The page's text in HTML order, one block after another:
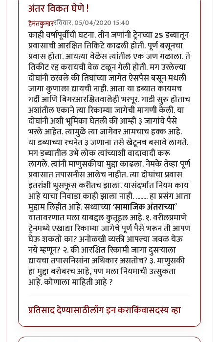
अंतर विकत घेणे !
हेमंतकुमाररविवार, 05/04/2020 15:40
काही वर्षांपूर्वीची घटना. तीन जणांनी ट्रेनच्या2Sडब्यातून
प्रवासाची आरक्षित तिकिटे काढली होती. पूर्ण बसूनचा
प्रवास होता. आयत्या वेळेस त्यांतील एक जण गळाला. ते
तिकीट रद्द करायची वेळ टळून गेली होती. मग उरलेल्या
दोघांनी ठरवले की तिघांच्या जागेत ऐसपैस बसून मधली
जागा कुणाला द्यायची नाही. आता या डब्यात कायमच
गर्दी आणि बिगरआरक्षितवालेही भरपूर. गाडी सुरु होताच
अशांतील एकाने त्या रिकाम्या जागेची मागणी केली. या
दोघांनी अशी भूमिका घेतली की आम्ही ३ जागांचे पैसे
भरले आहेत. त्यामुळे त्या जागेवर आमचाच हक्क आहे.
या डब्याच्या रचनेत ३ जणाना तसे खेटूनच बसावे लागते.
मग डब्यातील उभे लोक त्यांच्याशी वादावादी करू
लागले. त्यांनी माणुसकीचा मुद्दा काढला. नेमके तेव्हा पूर्ण
प्रवासात तपासनीस आलेच नाहीत. त्या दोघांचा प्रवास
इतरांशी धुसफूस करीतच झाला. यासंदर्भात नियम काय
आहे याचा निवाडा काही झाला नाही. ........ हा प्रसंग आता
मुद्दाम लिहीत आहे. सध्याच्या‘सामाजिक अंतराच्या’
वातावरणात मला याबद्दल कुतूहल आहे. १. वरीलप्रमाणे
ट्रेनमध्ये एखाद्या रिकाम्या जागेचे पूर्ण पैसे भरून ती आपण
घेऊ शकतो का? अनोळखी व्यक्ती आपल्या जवळ येऊ
नये म्हणून? २. की आरक्षित रिकामी जागा दुसऱ्याला
द्यायचा तपासनिसांना अधिकार असतोच? ३. माणुसकी
हा मुद्दा बरोबरच आहे, पण मला नियमाची उत्सुकता
आहे. कोणाला माहिती आहे ?
प्रतिसाद देण्यासाठीलॉग इन कराकिंवासदस्य व्हा